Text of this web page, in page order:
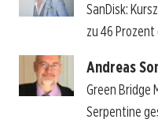
SanDisk:
zu 46
Andreas
Green Bridge
Serpentine